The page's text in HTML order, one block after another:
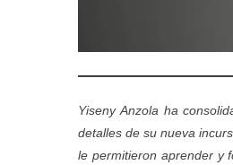
Yiseny Anzola ha
detalles de su nueva
le permitieron aprender y